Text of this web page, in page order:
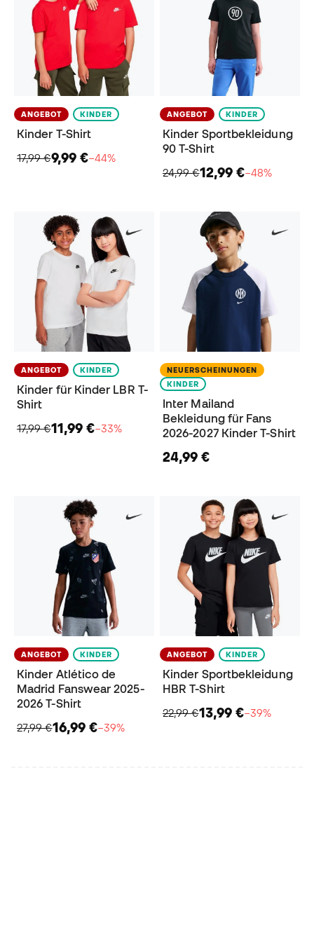
ANGEBOT KINDER
Kinder​ T-Shirt
17,99 €9,99 €−44%
ANGEBOT KINDER
Kinder Sportbekleidung
90 T-Shirt
24,99 €12,99 €−48%
ANGEBOT KINDER
Kinder für Kinder LBR T-
Shirt
17,99 €11,99 €−33%
NEUERSCHEINUNGEN
KINDER
Inter Mailand
Bekleidung für Fans
2026-2027 Kinder T-Shirt
24,99 €
ANGEBOT KINDER
Kinder Atlético de
Madrid Fanswear 2025-
2026 T-Shirt
27,99 €16,99 €−39%
ANGEBOT KINDER
Kinder Sportbekleidung
HBR T-Shirt
22,99 €13,99 €−39%